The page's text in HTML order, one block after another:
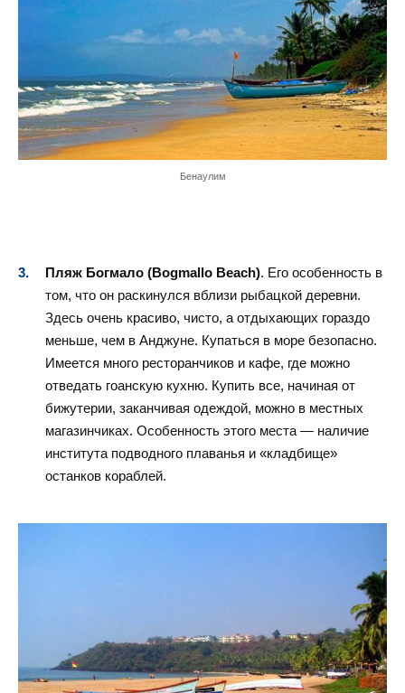
Бенаулим
Пляж Богмало (Bogmallo Beach). Его особенность в
том, что он раскинулся вблизи рыбацкой деревни.
Здесь очень красиво, чисто, а отдыхающих гораздо
меньше, чем в Анджуне. Купаться в море безопасно.
Имеется много ресторанчиков и кафе, где можно
отведать гоанскую кухню. Купить все, начиная от
бижутерии, заканчивая одеждой, можно в местных
магазинчиках. Особенность этого места — наличие
института подводного плаванья и «кладбище»
останков кораблей.